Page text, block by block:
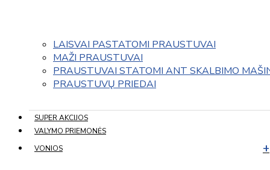
LAISVAI PASTATOMI PRAUSTUVAI
MAŽI PRAUSTUVAI
PRAUSTUVAI STATOMI ANT SKALBIMO
PRAUSTUVŲ PRIEDAI
SUPER AKCIJOS
VALYMO PRIEMONĖS
VONIOS